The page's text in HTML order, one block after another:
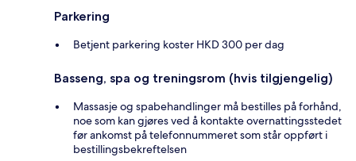
Parkering
Betjent parkering koster HKD 300 per dag
Basseng, spa og treningsrom (hvis tilgjengelig)
Massasje og spabehandlinger må bestilles på forhånd,
noe som kan gjøres ved å kontakte overnattingsstedet
før ankomst på telefonnummeret som står oppført i
bestillingsbekreftelsen